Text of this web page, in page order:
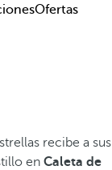
Ofertas
recibe a sus
en Caleta de